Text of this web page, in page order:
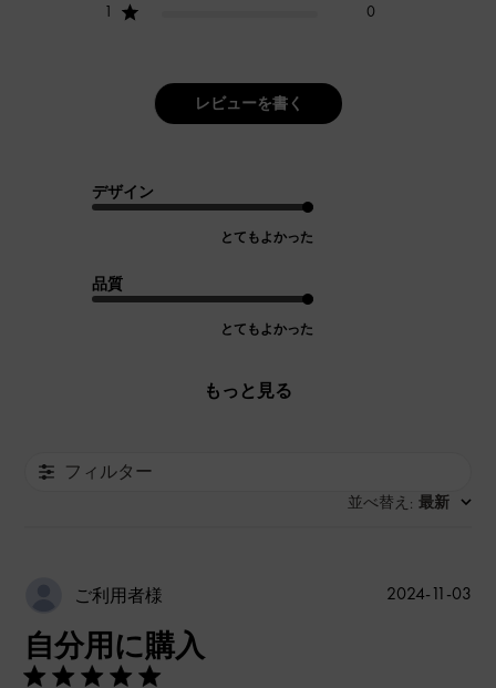
1
0
レビューを書く
デザイン
とてもよかった
品質
とてもよかった
もっと見る
フィルター
並べ替え : 最新
ご利用者様
自分用に購入
公
2024-11-03